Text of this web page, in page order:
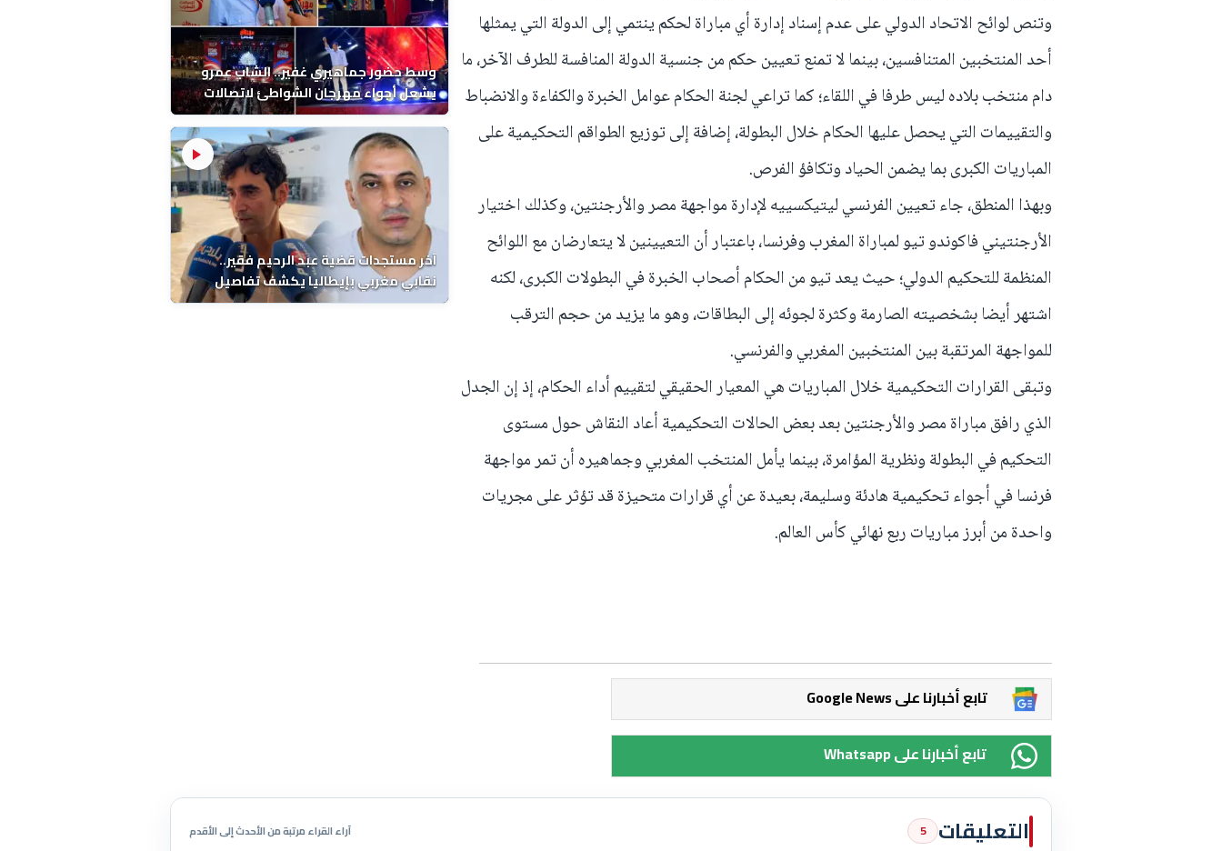
وسط حضور جماهيري غفير.. الشاب عمرو
يشعل أجواء مهرجان الشواطئ لاتصالات
المغرب بطنجة
آخر مستجدات قضية عبد الرحيم فقير..
نقابي مغربي بإيطاليا يكشف تفاصيل
الوفاة ونتائج التشريح
وتنص لوائح الاتحاد الدولي على عدم إسناد إدارة أي مباراة لحكم ينتمي إلى الدولة التي يمثلها
أحد المنتخبين المتنافسين، بينما لا تمنع تعيين حكم من جنسية الدولة المنافسة للطرف الآخر، ما
دام منتخب بلاده ليس طرفا في اللقاء؛ كما تراعي لجنة الحكام عوامل الخبرة والكفاءة والانضباط
والتقييمات التي يحصل عليها الحكام خلال البطولة، إضافة إلى توزيع الطواقم التحكيمية على
المباريات الكبرى بما يضمن الحياد وتكافؤ الفرص.
وبهذا المنطق، جاء تعيين الفرنسي ليتيكسييه لإدارة مواجهة مصر والأرجنتين، وكذلك اختيار
الأرجنتيني فاكوندو تيو لمباراة المغرب وفرنسا، باعتبار أن التعيينين لا يتعارضان مع اللوائح
المنظمة للتحكيم الدولي؛ حيث يعد تيو من الحكام أصحاب الخبرة في البطولات الكبرى، لكنه
اشتهر أيضا بشخصيته الصارمة وكثرة لجوئه إلى البطاقات، وهو ما يزيد من حجم الترقب
للمواجهة المرتقبة بين المنتخبين المغربي والفرنسي.
وتبقى القرارات التحكيمية خلال المباريات هي المعيار الحقيقي لتقييم أداء الحكام، إذ إن الجدل
الذي رافق مباراة مصر والأرجنتين بعد بعض الحالات التحكيمية أعاد النقاش حول مستوى
التحكيم في البطولة ونظرية المؤامرة، بينما يأمل المنتخب المغربي وجماهيره أن تمر مواجهة
فرنسا في أجواء تحكيمية هادئة وسليمة، بعيدة عن أي قرارات متحيزة قد تؤثر على مجريات
واحدة من أبرز مباريات ربع نهائي كأس العالم.
Google News تابع أخبارنا على
Whatsapp تابع أخبارنا على
التعليقات 5 آراء القراء مرتبة من الأحدث إلى الأقدم